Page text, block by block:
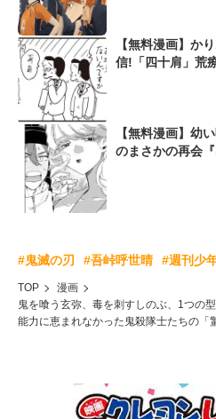
【無料漫画】か
信!「四十肩」荒
【無料漫画】幼
のまさかの再会
#鬼滅の刃 #吾峠呼世晴 #週刊少
TOP
漫画
鬼を喰う玄弥、毒を刺すしのぶ、1つの
能力に恵まれなかった鬼殺隊士たちの「